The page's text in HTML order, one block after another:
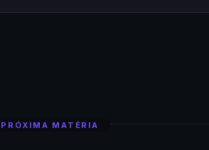
PRÓXIMA MATÉRIA